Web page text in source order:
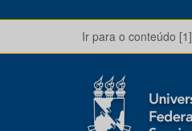
Ir para o conteúdo [1]